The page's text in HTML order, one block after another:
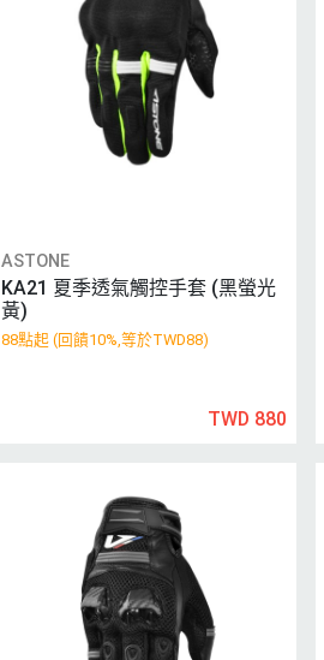
ASTONE
KA21 夏季透氣觸控手套 (黑螢光
黃)
88點起 (回饋10%,等於TWD88)
TWD 880